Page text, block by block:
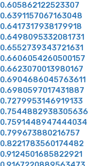
0.605862122523307
0.6391157067163048
0.6417317938179918
0.6498095332081731
0.6552739343721631
0.6606054260500157
0.6623070013980167
0.6904686045763611
0.6980597017431887
0.7279953146919133
0.7544882938305636
0.7591448947444034
0.799673880216757
0.8221783560174482
0.9124501685822921